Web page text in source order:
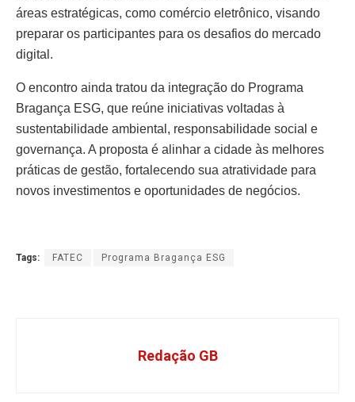
áreas estratégicas, como comércio eletrônico, visando
preparar os participantes para os desafios do mercado
digital.
O encontro ainda tratou da integração do Programa
Bragança ESG, que reúne iniciativas voltadas à
sustentabilidade ambiental, responsabilidade social e
governança. A proposta é alinhar a cidade às melhores
práticas de gestão, fortalecendo sua atratividade para
novos investimentos e oportunidades de negócios.
Tags: FATEC Programa Bragança ESG
Redação GB